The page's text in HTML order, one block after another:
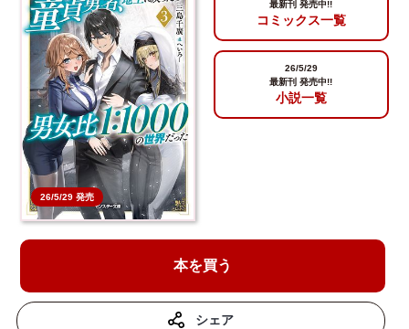
26/5/29 発売
最新刊 発売中!!
コミックス一覧
26/5/29
最新刊 発売中!!
小説一覧
本を買う
シェア